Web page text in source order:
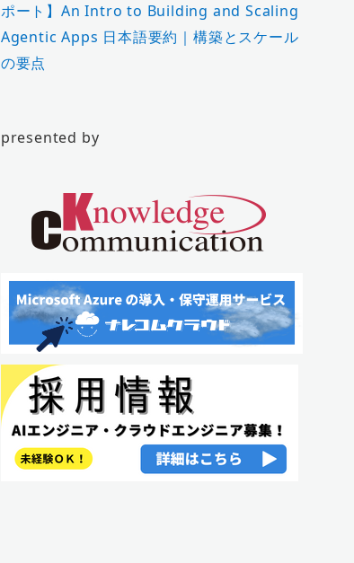
ポート】An Intro to Building and Scaling
Agentic Apps 日本語要約｜構築とスケール
の要点
presented by